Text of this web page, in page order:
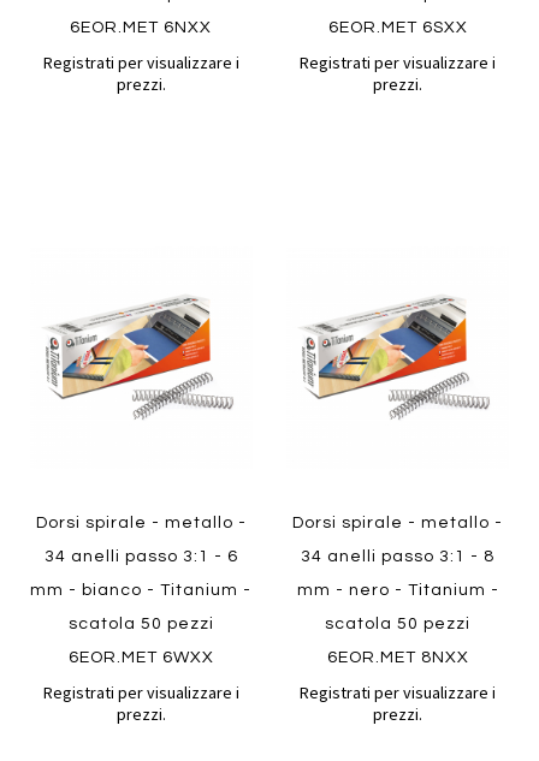
6EOR.MET 6NXX
Registrati per visualizzare i
prezzi.
Quickview
6EOR.MET 6SXX
Registrati per visualizzare i
prezzi.
Quickview
preferiti
Dorsi spirale - metallo -
34 anelli passo 3:1 - 6
mm - bianco - Titanium -
scatola 50 pezzi
6EOR.MET 6WXX
Registrati per visualizzare i
prezzi.
preferiti
Dorsi spirale - metallo -
34 anelli passo 3:1 - 8
mm - nero - Titanium -
scatola 50 pezzi
6EOR.MET 8NXX
Registrati per visualizzare i
prezzi.